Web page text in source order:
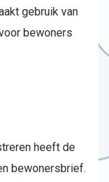
gebruik van
bewoners
heeft de
bewonersbrief.